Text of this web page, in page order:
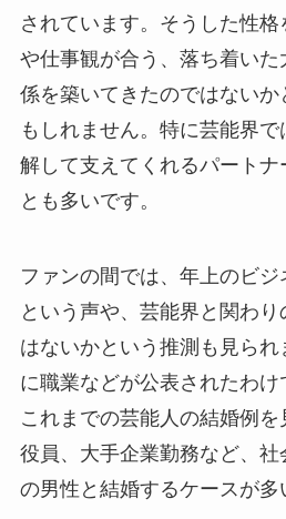
されています。そうした性
や仕事観が合う、落ち着いた
係を築いてきたのではない
もしれません。特に芸能界
解して支えてくれるパートナ
とも多いです。
ファンの間では、年上のビ
という声や、芸能界と関わ
はないかという推測も見ら
に職業などが公表されたわけ
これまでの芸能人の結婚例
役員、大手企業勤務など、
の男性と結婚するケースが多